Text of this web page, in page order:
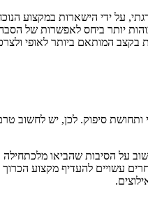
על ידי הישארות במקצוע
יותר ביחס לאפשרות של
המותאם ביותר לאופי
סיפוק. לכן, יש לחשוב
על הסיבות שהביאו
להעדיף מקצוע הכרוך